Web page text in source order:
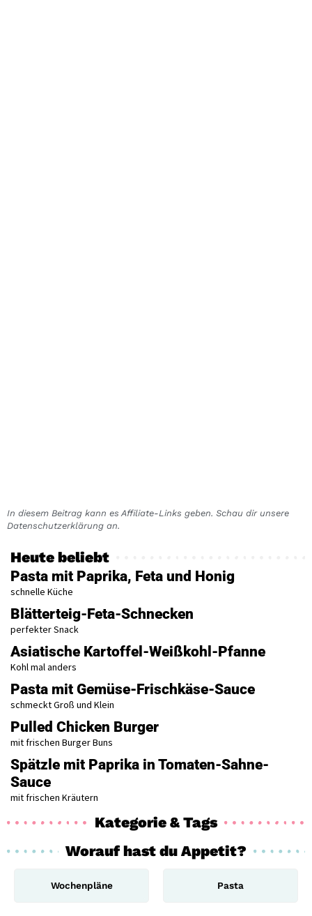
In diesem Beitrag kann es Affiliate-Links geben. Schau dir unsere
Datenschutzerklärung an.
Heute beliebt
Pasta mit Paprika, Feta und Honig
schnelle Küche
Blätterteig-Feta-Schnecken
perfekter Snack
Asiatische Kartoffel-Weißkohl-Pfanne
Kohl mal anders
Pasta mit Gemüse-Frischkäse-Sauce
schmeckt Groß und Klein
Pulled Chicken Burger
mit frischen Burger Buns
Spätzle mit Paprika in Tomaten-Sahne-
Sauce
mit frischen Kräutern
Kategorie & Tags
Worauf hast du Appetit?
Wochenpläne Pasta